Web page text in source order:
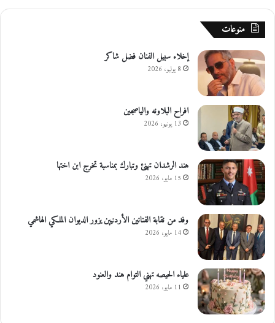
منوعات
إخلاء سبيل الفنان فضل شاكر
8 يوليو، 2026
افراح البلاونه والياصجين
13 يونيو، 2026
هند الرشدان تهنئ وتبارك بمناسبة تخرج ابن اختها
15 مايو، 2026
وفد من نقابة الفنانين الأردنيين يزور الديوان الملكي الهاشمي
14 مايو، 2026
علياء الحيصه تهني التوام هند والعنود
11 مايو، 2026